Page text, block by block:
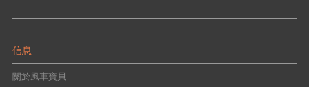
信息
關於風車寶貝